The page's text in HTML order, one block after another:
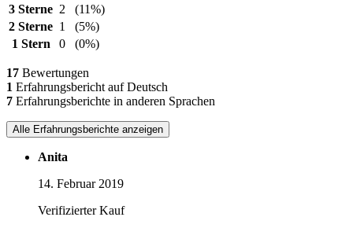
3 Sterne 2
(11%)
2 Sterne 1
(5%)
1 Stern
0 (0%)
17 Bewertungen
1 Erfahrungsbericht auf Deutsch
7 Erfahrungsberichte in anderen Sprachen
Alle Erfahrungsberichte anzeigen
Anita
14. Februar 2019
Verifizierter Kauf